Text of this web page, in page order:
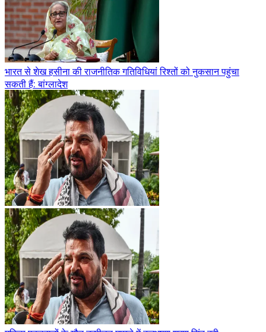
भारत से शेख हसीना की राजनीतिक गतिविधियां रिश्तों को नुकसान पहुंचा
सकती हैं: बांग्लादेश